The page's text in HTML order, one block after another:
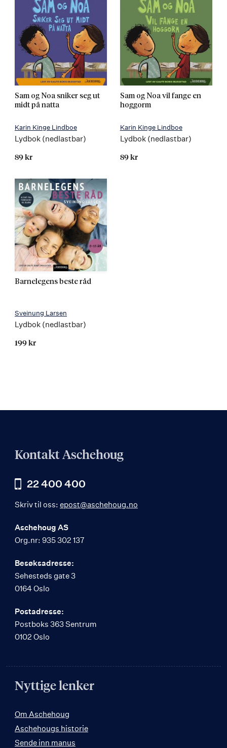
Sam og Noa sniker seg ut
midt på natta
Karin Kinge Lindboe
Lydbok (nedlastbar)
89 kr
Sam og Noa vil fange en
hoggorm
Karin Kinge Lindboe
Lydbok (nedlastbar)
89 kr
Barnelegens beste råd
Sveinung Larsen
Lydbok (nedlastbar)
199 kr
Kontakt Aschehoug
22 400 400
Skriv til oss: epost@aschehoug.no
Aschehoug AS
Org.nr: 935 302 137
Besøksadresse:
Sehesteds gate 3
0164 Oslo
Postadresse:
Postboks 363 Sentrum
0102 Oslo
Nyttige lenker
Om Aschehoug
Aschehougs historie
Sende inn manus